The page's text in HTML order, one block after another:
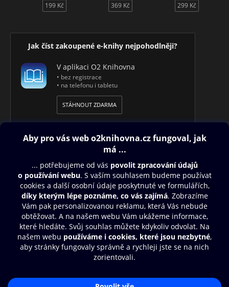
199 Kč 369 Kč 299 Kč
Jak číst zakoupené e-knihy nejpohodlněji?
V aplikaci O2 Knihovna
• bez registrace
• na telefonu i tabletu
STÁHNOUT ZDARMA
Obsah ke stažení
Moje O2 Knihovna
Další zábava
© O2 Czech Republic a.s.